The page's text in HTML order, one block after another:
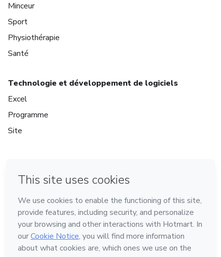
Minceur
Sport
Physiothérapie
Santé
Technologie et développement de logiciels
Excel
Programme
Site
Fait avec ❤ à Belo Horizonte
Découvrez Hotmart